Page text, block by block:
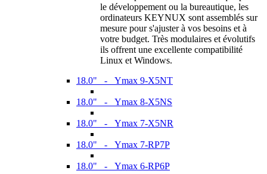
le développement ou la bureautique, les
ordinateurs KEYNUX sont assemblés sur
mesure pour s'ajuster à vos besoins et à
votre budget. Très modulaires et évolutifs
ils offrent une excellente compatibilité
Linux et Windows.
18.0" - Ymax 9-X5NT
18.0" - Ymax 8-X5NS
18.0" - Ymax 7-X5NR
18.0" - Ymax 7-RP7P
18.0" - Ymax 6-RP6P